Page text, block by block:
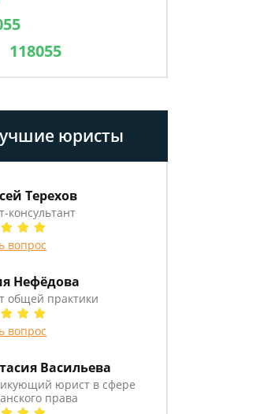
118055
юристы
Терехов
консультант
вопрос
Нефёдова
общей практики
вопрос
Васильева
юрист в сфере
права